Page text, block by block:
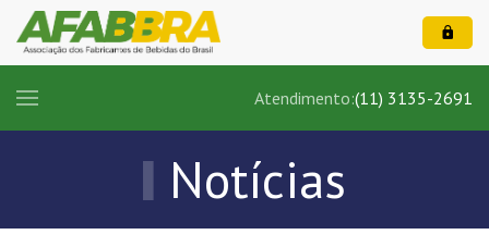
Atendimento:(11) 3135-2691
Notícias